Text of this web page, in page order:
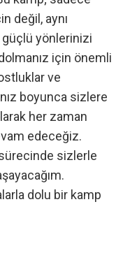
değil, aynı
yönlerinizi
için önemli
ve
boyunca sizlere
her zaman
edeceğiz.
sürecinde sizlerle
dolu bir kamp